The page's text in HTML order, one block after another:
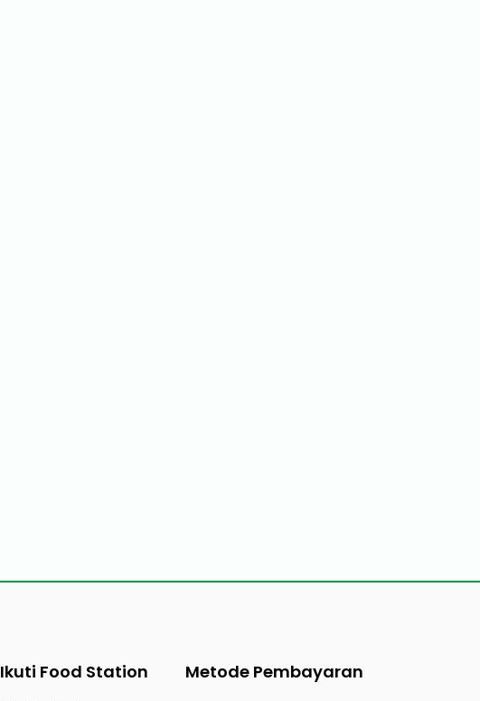
Ikuti Food Station Metode Pembayaran